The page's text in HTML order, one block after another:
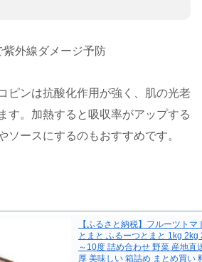
紫外線ダメージ予防
ピンは抗酸化作用が強く、肌の光老
す。加熱すると吸収率がアップする
ソースにするのもおすすめです。
【ふるさと納税】フルーツトマ
とまと ふるーつとまと 1kg 2kg
～10度 詰め合わせ 野菜 産地直
厚 美味しい 箱詰め まとめ買い